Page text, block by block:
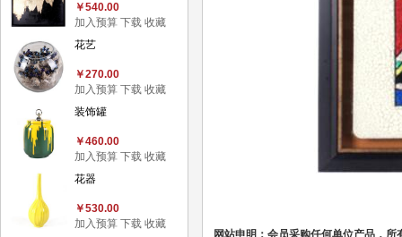
￥540.00
加入预算 下载 收藏
花艺
￥270.00
加入预算 下载 收藏
装饰罐
￥460.00
加入预算 下载 收藏
花器
￥530.00
加入预算 下载 收藏
网站申明：会员采购任何单位产品，